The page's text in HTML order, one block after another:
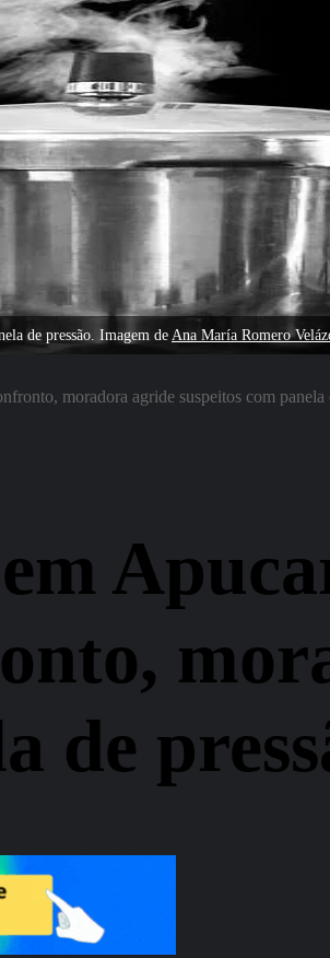
de pressão. Imagem de Ana María Romero
moradora agride suspeitos com panela
de